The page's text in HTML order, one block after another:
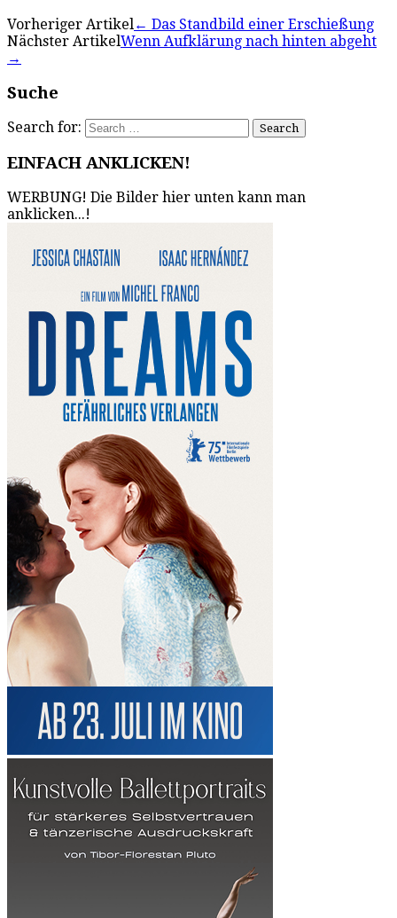
Vorheriger Artikel← Das Standbild einer Erschießung
Nächster ArtikelWenn Aufklärung nach hinten abgeht
→
Suche
Search for:
EINFACH ANKLICKEN!
WERBUNG! Die Bilder hier unten kann man
anklicken...!